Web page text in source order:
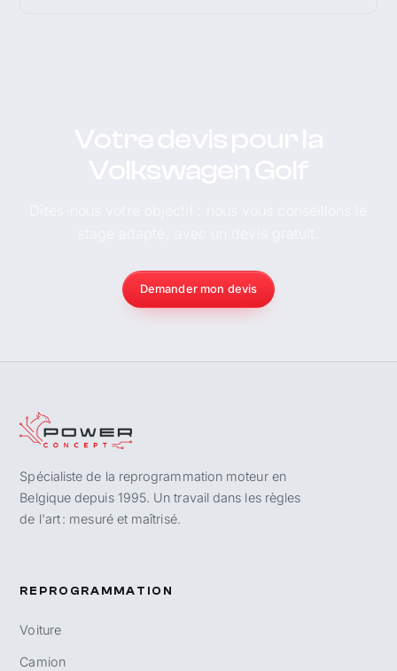
Demander mon devis
Spécialiste de la reprogrammation moteur en
Belgique depuis 1995. Un travail dans les règles
de l'art : mesuré et maîtrisé.
REPROGRAMMATION
Voiture
Camion